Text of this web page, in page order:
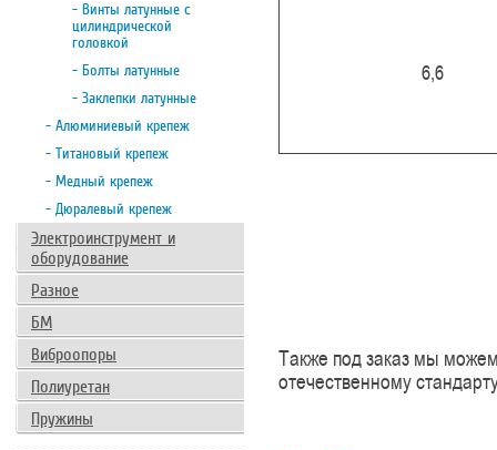
6,6
Также под заказ мы
отечественному
- Винты латунные с
цилиндрической
головкой
- Болты латунные
- Заклепки латунные
- Алюминиевый крепеж
- Титановый крепеж
- Медный крепеж
- Дюралевый крепеж
Электроинструмент и
оборудование
Разное
БМ
Виброопоры
Полиуретан
Пружины